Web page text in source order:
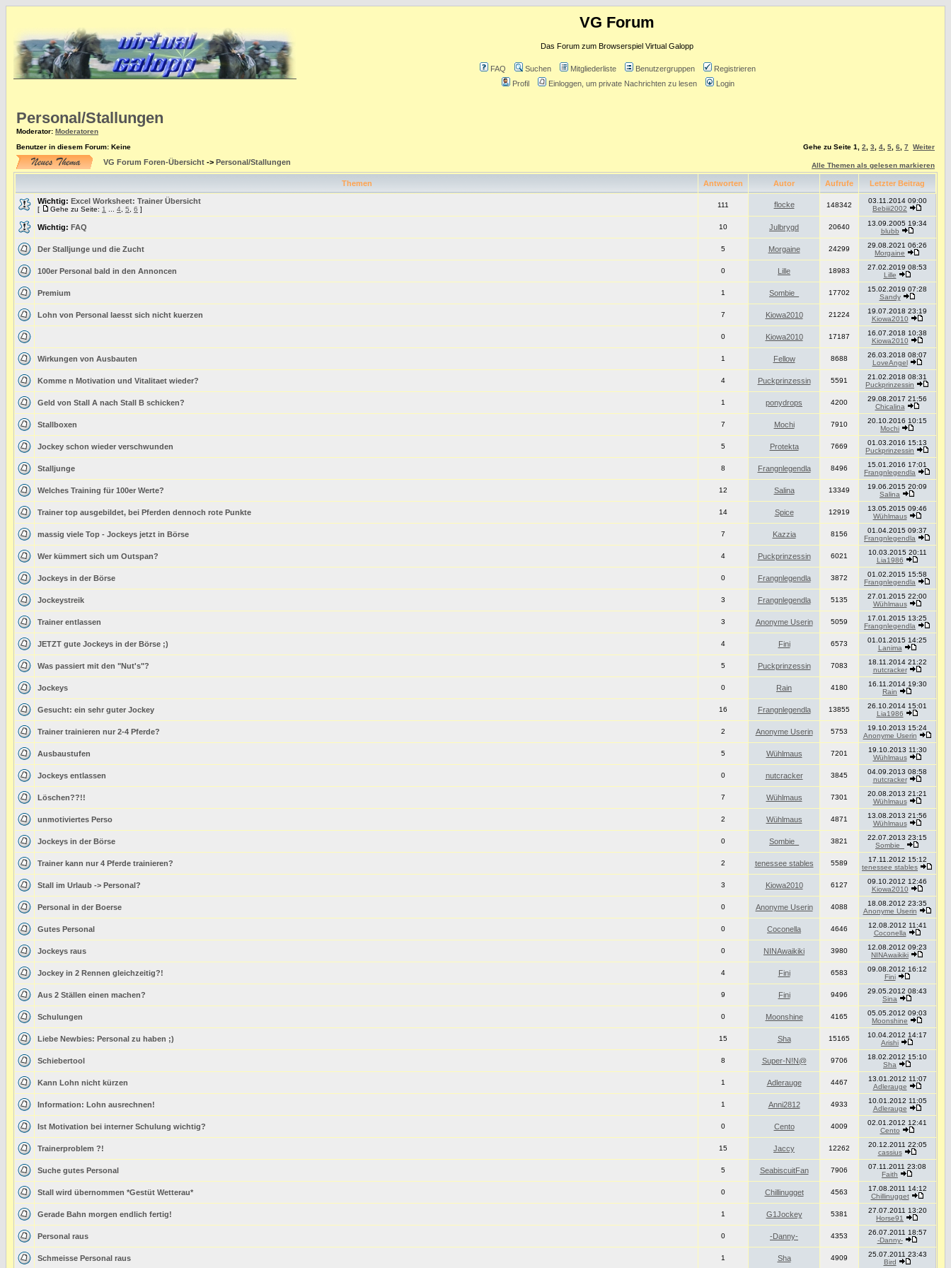
VG Forum
Das Forum zum Browserspiel Virtual Galopp
FAQ Suchen Mitgliederliste Benutzergruppen
Registrieren
Profil
Einloggen, um private Nachrichten zu lesen Login
Personal/Stallungen
Moderator: Moderatoren
Benutzer in diesem Forum: Keine
Gehe zu Seite 1 2 3 4 5 6 7 Weiter
VG Forum Foren-Übersicht -> Personal/Stallungen Alle Themen als gelesen markieren
Themen Antworten Autor Aufrufe Letzter Beitrag
Wichtig: Excel Worksheet: Trainer Übersicht
[ Gehe zu Seite: 1 4 5 6 ]
111 flocke 148342
03.11.2014 09:00
Bebiii2002
Wichtig: FAQ 10 Julbrygd 20640
13.09.2005 19:34
blubb
Der Stalljunge und die Zucht 5 Morgaine 24299
29.08.2021 06:26
Morgaine
100er Personal bald in den Annoncen 0 Lille 18983
27.02.2019 08:53
Lille
Premium 1 Sombie_ 17702
15.02.2019 07:28
Sandy
Lohn von Personal laesst sich nicht kuerzen 7 Kiowa2010 21224
19.07.2018 23:19
Kiowa2010
0 Kiowa2010 17187
16.07.2018 10:38
Kiowa2010
Wirkungen von Ausbauten 1 Fellow 8688
26.03.2018 08:07
LoveAngel
Komme n Motivation und Vitalitaet wieder? 4 Puckprinzessin 5591
21.02.2018 08:31
Puckprinzessin
Geld von Stall A nach Stall B schicken? 1 ponydrops 4200
29.08.2017 21:56
Chicalina
Stallboxen 7 Mochi 7910
20.10.2016 10:15
Mochi
Jockey schon wieder verschwunden 5 Protekta 7669
01.03.2016 15:13
Puckprinzessin
Stalljunge 8 Frangnlegendla 8496
15.01.2016 17:01
Frangnlegendla
Welches Training für 100er Werte? 12 Salina 13349
19.06.2015 20:09
Salina
Trainer top ausgebildet, bei Pferden dennoch rote Punkte 14 Spice 12919
13.05.2015 09:46
Wühlmaus
massig viele Top - Jockeys jetzt in Börse 7 Kazzia 8156
01.04.2015 09:37
Frangnlegendla
Wer kümmert sich um Outspan? 4 Puckprinzessin 6021
10.03.2015 20:11
Lia1986
Jockeys in der Börse 0 Frangnlegendla 3872
01.02.2015 15:58
Frangnlegendla
Jockeystreik 3 Frangnlegendla 5135
27.01.2015 22:00
Wühlmaus
Trainer entlassen 3 Anonyme Userin 5059
17.01.2015 13:25
Frangnlegendla
JETZT gute Jockeys in der Börse ;) 4 Fini 6573
01.01.2015 14:25
Lanima
Was passiert mit den "Nut's"? 5 Puckprinzessin 7083
18.11.2014 21:22
nutcracker
Jockeys 0 Rain 4180
16.11.2014 19:30
Rain
Gesucht: ein sehr guter Jockey 16 Frangnlegendla 13855
26.10.2014 15:01
Lia1986
Trainer trainieren nur 2-4 Pferde? 2 Anonyme Userin 5753
19.10.2013 15:24
Anonyme Userin
Ausbaustufen 5 Wühlmaus 7201
19.10.2013 11:30
Wühlmaus
Jockeys entlassen 0 nutcracker 3845
04.09.2013 08:58
nutcracker
Löschen??!! 7 Wühlmaus 7301
20.08.2013 21:21
Wühlmaus
unmotiviertes Perso 2 Wühlmaus 4871
13.08.2013 21:56
Wühlmaus
Jockeys in der Börse 0 Sombie_ 3821
22.07.2013 23:15
Sombie_
Trainer kann nur 4 Pferde trainieren? 2 tenessee stables 5589
17.11.2012 15:12
tenessee stables
Stall im Urlaub -> Personal? 3 Kiowa2010 6127
09.10.2012 12:46
Kiowa2010
Personal in der Boerse 0 Anonyme Userin 4088
18.08.2012 23:35
Anonyme Userin
Gutes Personal 0 Coconella 4646
12.08.2012 11:41
Coconella
Jockeys raus 0 NINAwaikiki 3980
12.08.2012 09:23
NINAwaikiki
Jockey in 2 Rennen gleichzeitig?! 4 Fini 6583
09.08.2012 16:12
Fini
Aus 2 Ställen einen machen? 9 Fini 9496
29.05.2012 08:43
Sina
Schulungen 0 Moonshine 4165
05.05.2012 09:03
Moonshine
Liebe Newbies: Personal zu haben ;) 15 Sha 15165
10.04.2012 14:17
Arishi
Schiebertool 8 Super-N!N@ 9706
18.02.2012 15:10
Sha
Kann Lohn nicht kürzen 1 Adlerauge 4467
13.01.2012 11:07
Adlerauge
Information: Lohn ausrechnen! 1 Anni2812 4933
10.01.2012 11:05
Adlerauge
Ist Motivation bei interner Schulung wichtig? 0 Cento 4009
02.01.2012 12:41
Cento
Trainerproblem ?! 15 Jaccy 12262
20.12.2011 22:05
cassius
Suche gutes Personal 5 SeabiscuitFan 7906
07.11.2011 23:08
Faith
Stall wird übernommen *Gestüt Wetterau* 0 Chillinugget 4563
17.08.2011 14:12
Chillinugget
Gerade Bahn morgen endlich fertig! 1 G1Jockey 5381
27.07.2011 13:20
Horse91
Personal raus 0 -Danny- 4353
26.07.2011 18:57
-Danny-
Schmeisse Personal raus 1 Sha 4909
25.07.2011 23:43
Bird